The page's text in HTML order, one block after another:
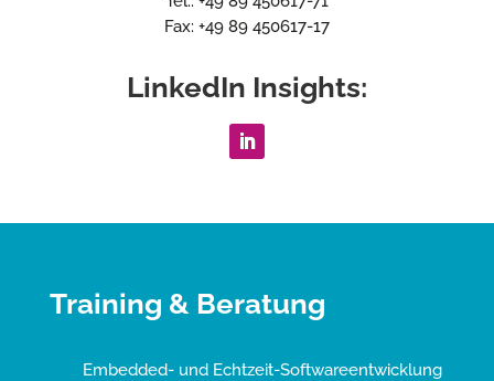
Fax: +49 89 450617-17
LinkedIn Insights:
Training & Beratung
Embedded- und Echtzeit-Softwareentwicklung